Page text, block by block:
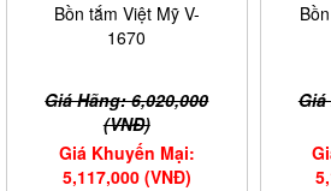
Bồn tắm Việt Mỹ V-
1670
Giá Hãng: 6,020,000
(VNĐ)
Giá Khuyến Mại:
5,117,000 (VNĐ)
Giá